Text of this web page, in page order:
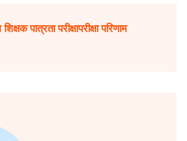
पात्रता परीक्षापरीक्षा परिणाम